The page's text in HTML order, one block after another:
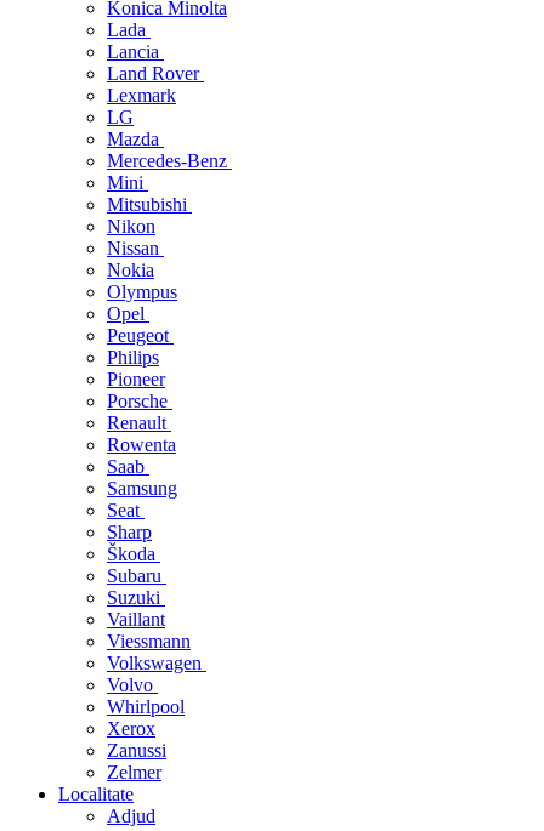
Konica Minolta
Lada
Lancia
Land Rover
Lexmark
LG
Mazda
Mercedes-Benz
Mini
Mitsubishi
Nikon
Nissan
Nokia
Olympus
Opel
Peugeot
Philips
Pioneer
Porsche
Renault
Rowenta
Saab
Samsung
Seat
Sharp
Škoda
Subaru
Suzuki
Vaillant
Viessmann
Volkswagen
Volvo
Whirlpool
Xerox
Zanussi
Zelmer
Localitate
Adjud